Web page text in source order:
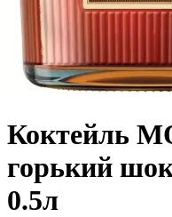
Коктейль
горький
0.5л